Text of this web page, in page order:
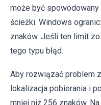
może być
ścieżki. Windows
znaków. Jeśli ten limit
tego typu błąd.
Aby rozwiązać problem
lokalizacja pobierania i
mniej niż 256 znaków.